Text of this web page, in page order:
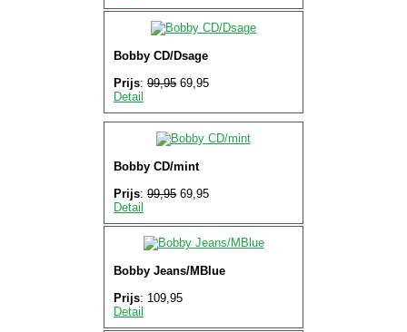
Bobby CD/Dsage
Prijs: 99,95 69,95
Detail
Bobby CD/mint
Prijs: 99,95 69,95
Detail
Bobby Jeans/MBlue
Prijs: 109,95
Detail